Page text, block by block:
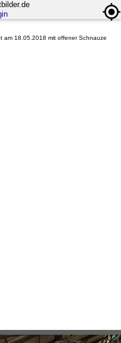
am 18.05.2018 mit offener Schnauze